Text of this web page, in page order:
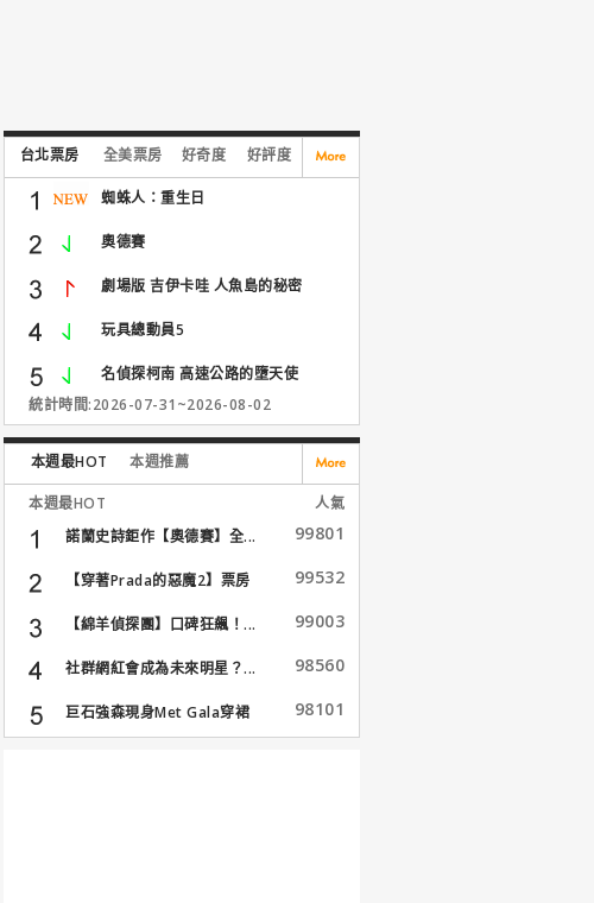
台北票房 全美票房 好奇度 好評度
蜘蛛人：重生日
奧德賽
劇場版 吉伊卡哇 人魚島的秘密
玩具總動員5
名偵探柯南 高速公路的墮天使
統計時間:2026-07-31~2026-08-02
本週最HOT 本週推薦
本週最HOT
人氣
諾蘭史詩鉅作【奧德賽】全...
99801
【穿著Prada的惡魔2】票房
99532
【綿羊偵探團】口碑狂飆！... 99003
社群網紅會成為未來明星？... 98560
巨石強森現身Met Gala穿裙
子...
98101